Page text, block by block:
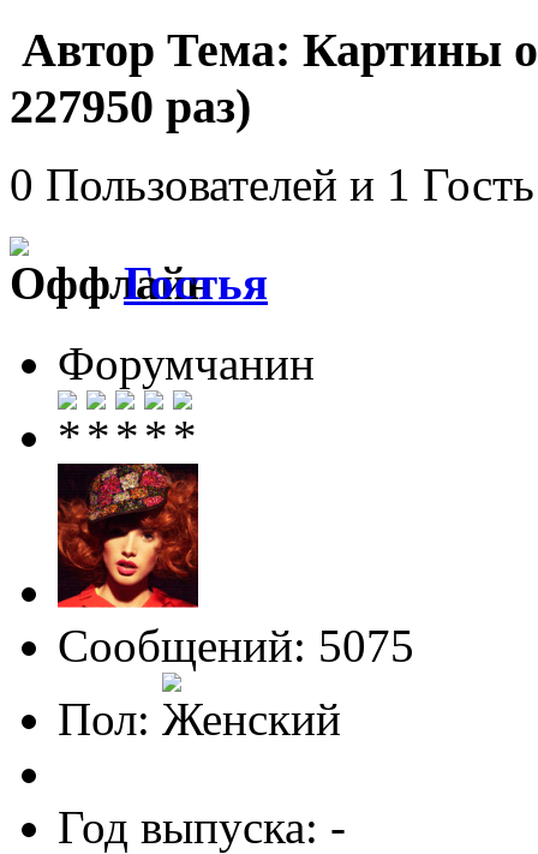
Автор Тема: Картины
227950 раз)
0 Пользователей и 1
Гостья
Форумчанин
Сообщений: 5075
Пол:
Год выпуска: -